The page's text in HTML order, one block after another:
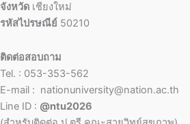
จังหวัด เชียงใหม่
รหัสไปรษณีย์ 50210
ติดต่อสอบถาม
Tel. : 053-353-562
E-mail : nationuniversity@nation.ac.th
Line ID : @ntu2026